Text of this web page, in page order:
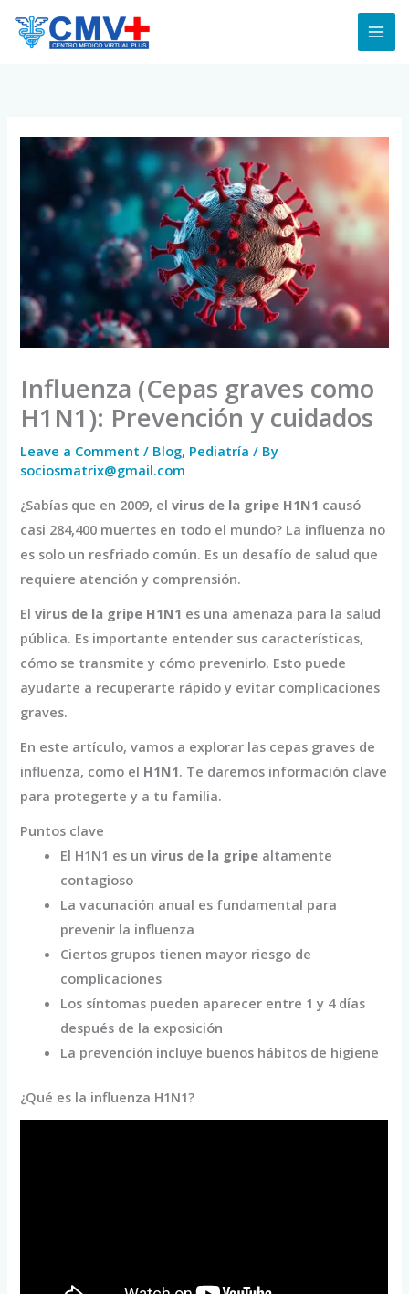
Influenza (Cepas graves como
H1N1): Prevención y cuidados
Leave a Comment / Blog, Pediatría / By
sociosmatrix@gmail.com
¿Sabías que en 2009, elvirus de la gripe H1N1 causó
casi 284,400 muertes en todo el mundo? La influenza no
es solo un resfriado común. Es un desafío de salud que
requiere atención y comprensión.
Elvirus de la gripe H1N1 es una amenaza para la salud
pública. Es importante entender sus características,
cómo se transmite y cómo prevenirlo. Esto puede
ayudarte a recuperarte rápido y evitar complicaciones
graves.
En este artículo, vamos a explorar las cepas graves de
influenza, como el H1N1. Te daremos información clave
para protegerte y a tu familia.
Puntos clave
El H1N1 es unvirus de la gripe altamente
contagioso
La vacunación anual es fundamental para
prevenir la influenza
Ciertos grupos tienen mayor riesgo de
complicaciones
Los síntomas pueden aparecer entre 1 y 4 días
después de la exposición
La prevención incluye buenos hábitos de higiene
¿Qué es la influenza H1N1?